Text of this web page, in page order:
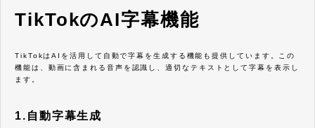
TikTokのAI字幕機能
TikTokはAIを活用して自動で字幕を生成する機能も提供しています。この
機能は、動画に含まれる音声を認識し、適切なテキストとして字幕を表示し
ます。
1.自動字幕生成